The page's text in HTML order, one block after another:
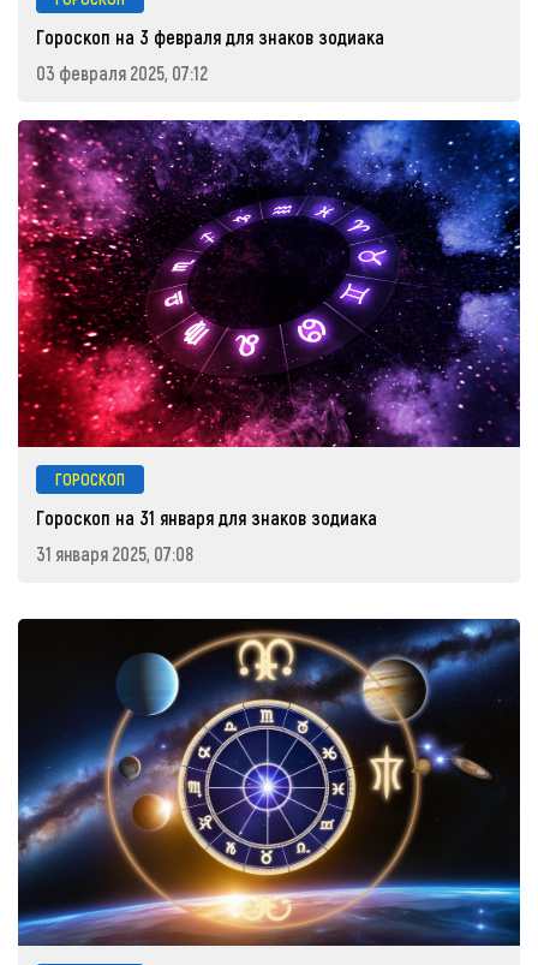
Гороскоп на 3 февраля для знаков зодиака
03 февраля 2025, 07:12
ГОРОСКОП
Гороскоп на 31 января для знаков зодиака
31 января 2025, 07:08